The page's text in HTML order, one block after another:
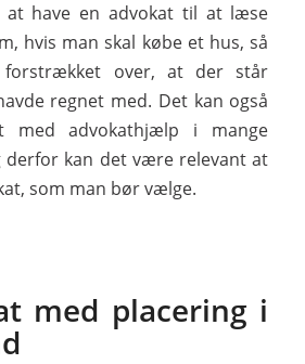
have en advokat til at læse
hvis man skal købe et hus, så
forstrækket over, at der står
regnet med. Det kan også
med advokathjælp i mange
kan det være relevant at
som man bør vælge.
med placering i